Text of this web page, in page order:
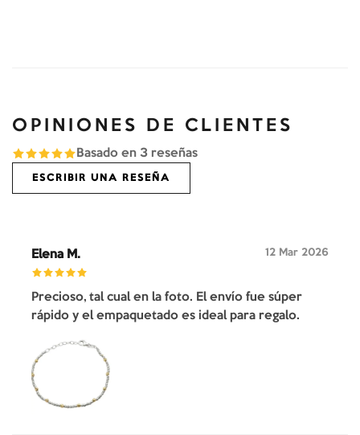
OPINIONES DE CLIENTES
Basado en 3 reseñas
ESCRIBIR UNA RESEÑA
Elena M. 12 Mar 2026
Precioso, tal cual en la foto. El envío fue súper
rápido y el empaquetado es ideal para regalo.